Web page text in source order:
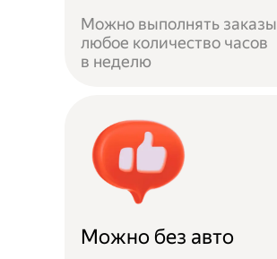
Можно выполнять заказы
любое количество часов
в неделю
Можно без авто